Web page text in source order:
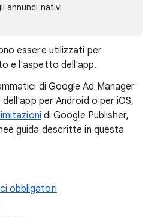
annunci nativi
essere utilizzati per
e l'aspetto dell'app.
di Google Ad Manager
per Android o per iOS,
di Google Publisher,
guida descritte in questa
obbligatori